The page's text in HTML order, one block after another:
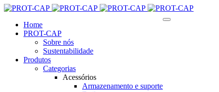
Home
PROT-CAP
Sobre nós
Sustentabilidade
Produtos
Categorias
Acessórios
Armazenamento e suporte